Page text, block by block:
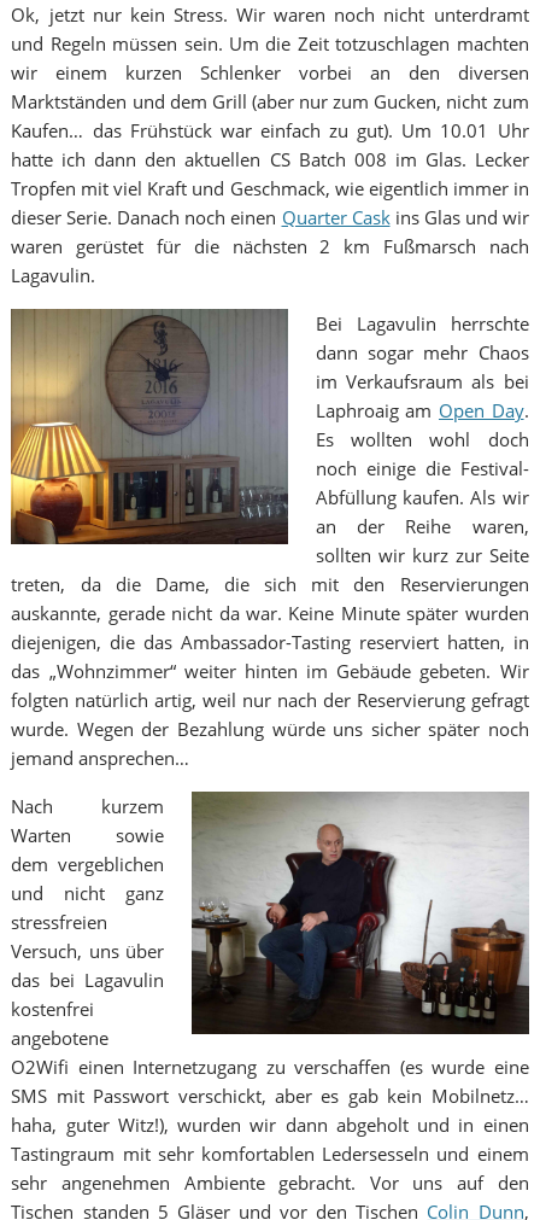
Ok, jetzt nur kein Stress. Wir waren noch nicht unterdramt
und Regeln müssen sein. Um die Zeit totzuschlagen machten
wir einem kurzen Schlenker vorbei an den diversen
Marktständen und dem Grill (aber nur zum Gucken, nicht zum
Kaufen… das Frühstück war einfach zu gut). Um 10.01 Uhr
hatte ich dann den aktuellen CS Batch 008 im Glas. Lecker
Tropfen mit viel Kraft und Geschmack, wie eigentlich immer in
dieser Serie. Danach noch einen Quarter Caskins Glas und wir
waren gerüstet für die nächsten 2 km Fußmarsch nach
Lagavulin.
Bei Lagavulin herrschte
dann sogar mehr Chaos
im Verkaufsraum als bei
Laphroaig am Open Day.
Es wollten wohl doch
noch einige die Festival-
Abfüllung kaufen. Als wir
an der Reihe waren,
sollten wir kurz zur Seite
treten, da die Dame, die sich mit den Reservierungen
auskannte, gerade nicht da war. Keine Minute später wurden
diejenigen, die das Ambassador-Tasting reserviert hatten, in
das „Wohnzimmer“ weiter hinten im Gebäude gebeten. Wir
folgten natürlich artig, weil nur nach der Reservierung gefragt
wurde. Wegen der Bezahlung würde uns sicher später noch
jemand ansprechen…
Nach kurzem
Warten sowie
dem vergeblichen
und nicht ganz
stressfreien
Versuch, uns über
das bei Lagavulin
kostenfrei
angebotene
O2Wifi einen Internetzugang zu verschaffen (es wurde eine
SMS mit Passwort verschickt, aber es gab kein Mobilnetz…
haha, guter Witz!), wurden wir dann abgeholt und in einen
Tastingraum mit sehr komfortablen Ledersesseln und einem
sehr angenehmen Ambiente gebracht. Vor uns auf den
Tischen standen 5 Gläser und vor den Tischen Colin Dunn,